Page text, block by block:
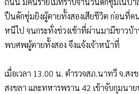
ปืนดักซุ่มยิงผู้ตายทั้งสองเสียชีวิต ก่อนที่ค
หนีไป จนกระทั่งช่วงเช้าที่ผ่านมามีชาวบ้
พบศพผู้ตายทั้งสอง จึงแจ้งเจ้าหน้าที่
เมื่อเวลา 13.00 น. ตำรวจสภ.นาทวี จ.สง
สงขลา และทหารพราน 42 เข้าจับกุมนาย